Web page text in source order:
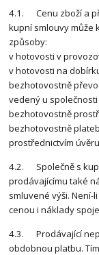
4.1. Cenu zboží a
kupní smlouvy může
způsoby:
v hotovosti v
v hotovosti na
bezhotovostně
vedený u společnosti
bezhotovostně
bezhotovostně
prostřednictvím
4.2. Společně s
prodávajícímu také
smluvené výši.
cenou i náklady
4.3. Prodávající
obdobnou platbu.